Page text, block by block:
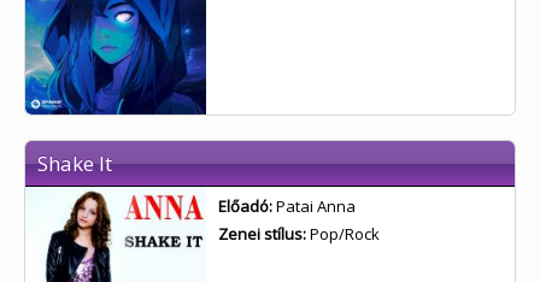
Shake It
Előadó:Patai Anna
Zenei stílus:Pop/Rock